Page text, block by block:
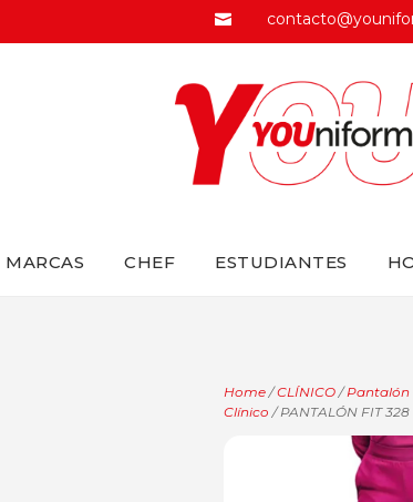

MARCAS CHEF ESTUDIANTES
Home/CLÍNICO/Pantalón
Clínico / PANTALÓN FIT 328